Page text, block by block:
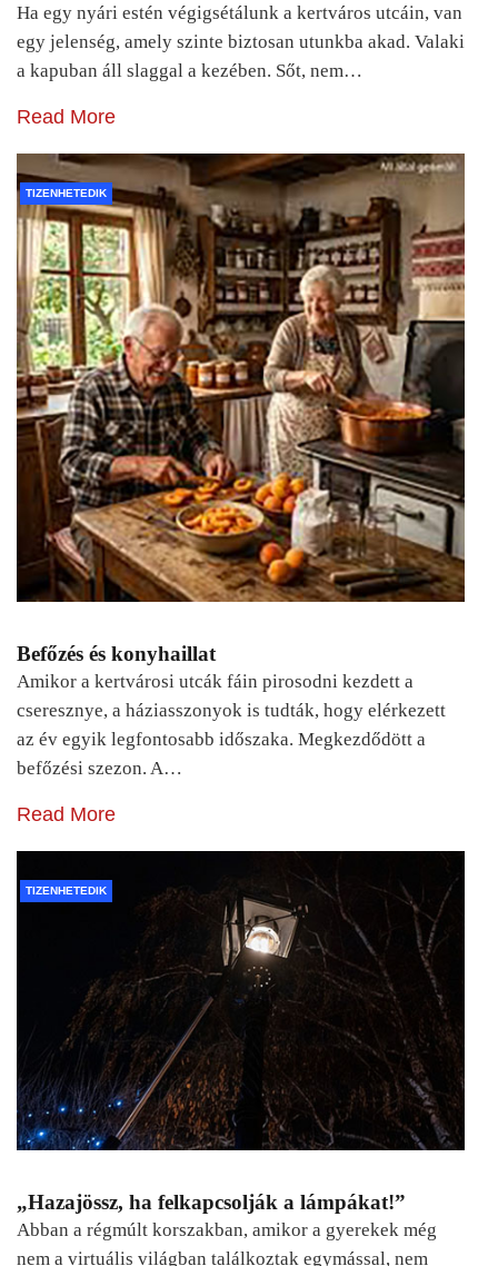
Ha egy nyári estén végigsétálunk a kertváros utcáin, van
egy jelenség, amely szinte biztosan utunkba akad. Valaki
a kapuban áll slaggal a kezében. Sőt, nem…
Read More
TIZENHETEDIK
Befőzés és konyhaillat
Amikor a kertvárosi utcák fáin pirosodni kezdett a
cseresznye, a háziasszonyok is tudták, hogy elérkezett
az év egyik legfontosabb időszaka. Megkezdődött a
befőzési szezon. A…
Read More
TIZENHETEDIK
„Hazajössz, ha felkapcsolják a lámpákat!”
Abban a régmúlt korszakban, amikor a gyerekek még
nem a virtuális világban találkoztak egymással, nem